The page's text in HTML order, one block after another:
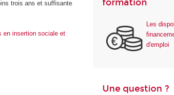
trois ans et suffisante
en insertion sociale et
formation
Les
d'emploi
Une question ?